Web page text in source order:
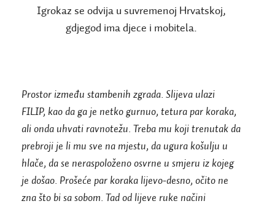
Igrokaz se odvija u suvremenoj Hrvatskoj,
gdjegod ima djece i mobitela.
Prostor između stambenih zgrada. Slijeva ulazi
FILIP, kao da ga je netko gurnuo, tetura par koraka,
ali onda uhvati ravnotežu. Treba mu koji trenutak da
prebroji je li mu sve na mjestu, da ugura košulju u
hlače, da se neraspoloženo osvrne u smjeru iz kojeg
je došao. Prošeće par koraka lijevo-desno, očito ne
zna što bi sa sobom. Tad od lijeve ruke načini